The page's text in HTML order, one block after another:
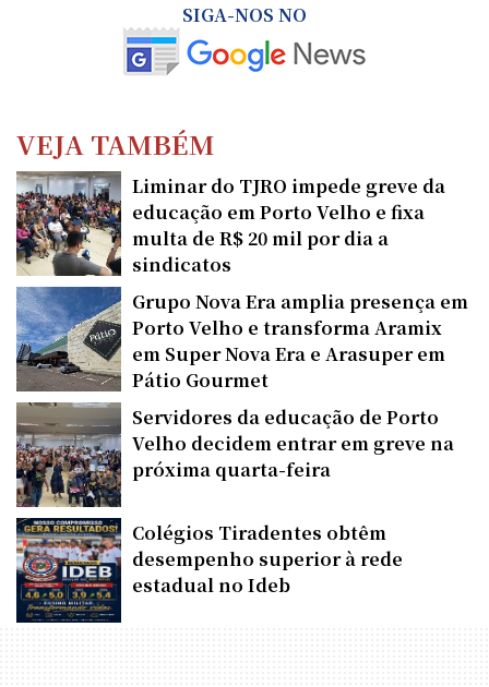
SIGA-NOS NO
VEJA TAMBÉM
Liminar do TJRO impede greve da
educação em Porto Velho e fixa
multa de R$ 20 mil por dia a
sindicatos
Grupo Nova Era amplia presença em
Porto Velho e transforma Aramix
em Super Nova Era e Arasuper em
Pátio Gourmet
Servidores da educação de Porto
Velho decidem entrar em greve na
próxima quarta-feira
Colégios Tiradentes obtêm
desempenho superior à rede
estadual no Ideb